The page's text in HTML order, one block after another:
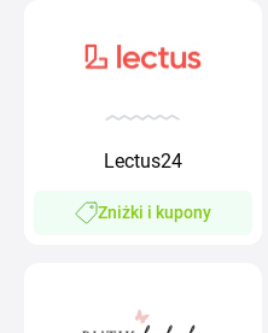
Lectus24
Zniżki i kupony